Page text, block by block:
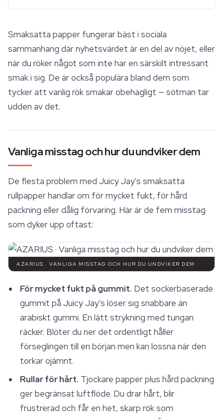
Smaksatta papper fungerar bäst i sociala
sammanhang där nyhetsvärdet är en del av nöjet, eller
när du röker något som inte har en särskilt intressant
smak i sig. De är också populära bland dem som
tycker att vanlig rök smakar obehagligt — sötman tar
udden av det.
Vanliga misstag och hur du undviker dem
De flesta problem med Juicy Jay's smaksatta
rullpapper handlar om för mycket fukt, för hård
packning eller dålig förvaring. Här är de fem misstag
som dyker upp oftast:
AZARIUS · VANLIGA MISSTAG OCH HUR DU UNDVIKER DEM
För mycket fukt på gummit. Det sockerbaserade
gummit på Juicy Jay's löser sig snabbare än
arabiskt gummi. En lätt strykning med tungan
räcker. Blöter du ner det ordentligt håller
förseglingen till en början men kan lossna när den
torkar ojämnt.
Rullar för hårt. Tjockare papper plus hård packning
ger begränsat luftflöde. Du drar hårt, blir
frustrerad och får en het, skarp rök som